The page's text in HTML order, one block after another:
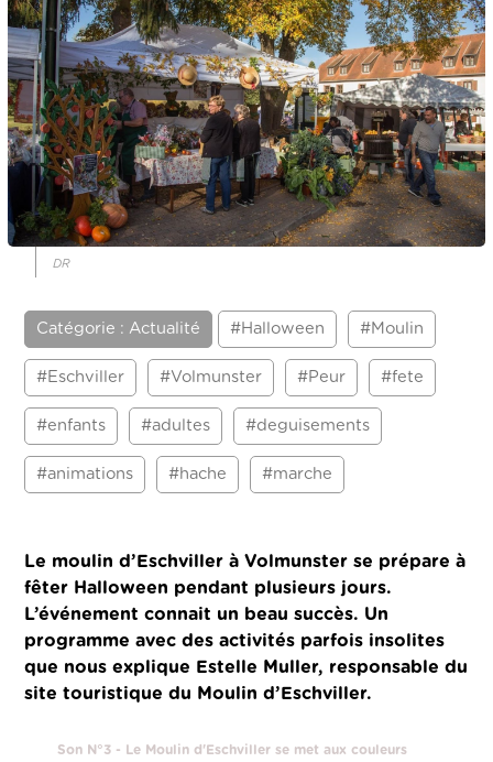
DR
Catégorie : Actualité #Halloween #Moulin
#Eschviller #Volmunster #Peur #fete
#enfants #adultes #deguisements
#animations #hache #marche
Le moulin d’Eschviller à Volmunster se prépare à
fêter Halloween pendant plusieurs jours.
L’événement connait un beau succès. Un
programme avec des activités parfois insolites
que nous explique Estelle Muller, responsable du
site touristique du Moulin d’Eschviller.
Son N°3 - Le Moulin d'Eschviller se met aux couleurs